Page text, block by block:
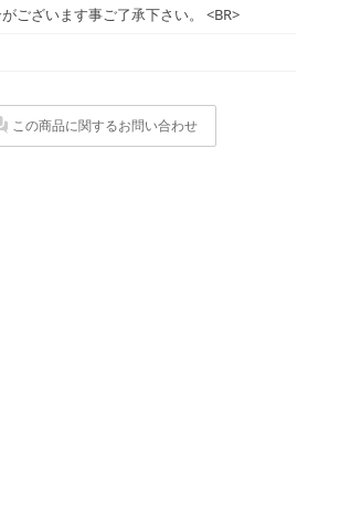
ございます事ご了承下さい。 <BR>
この商品に関するお問い合わせ